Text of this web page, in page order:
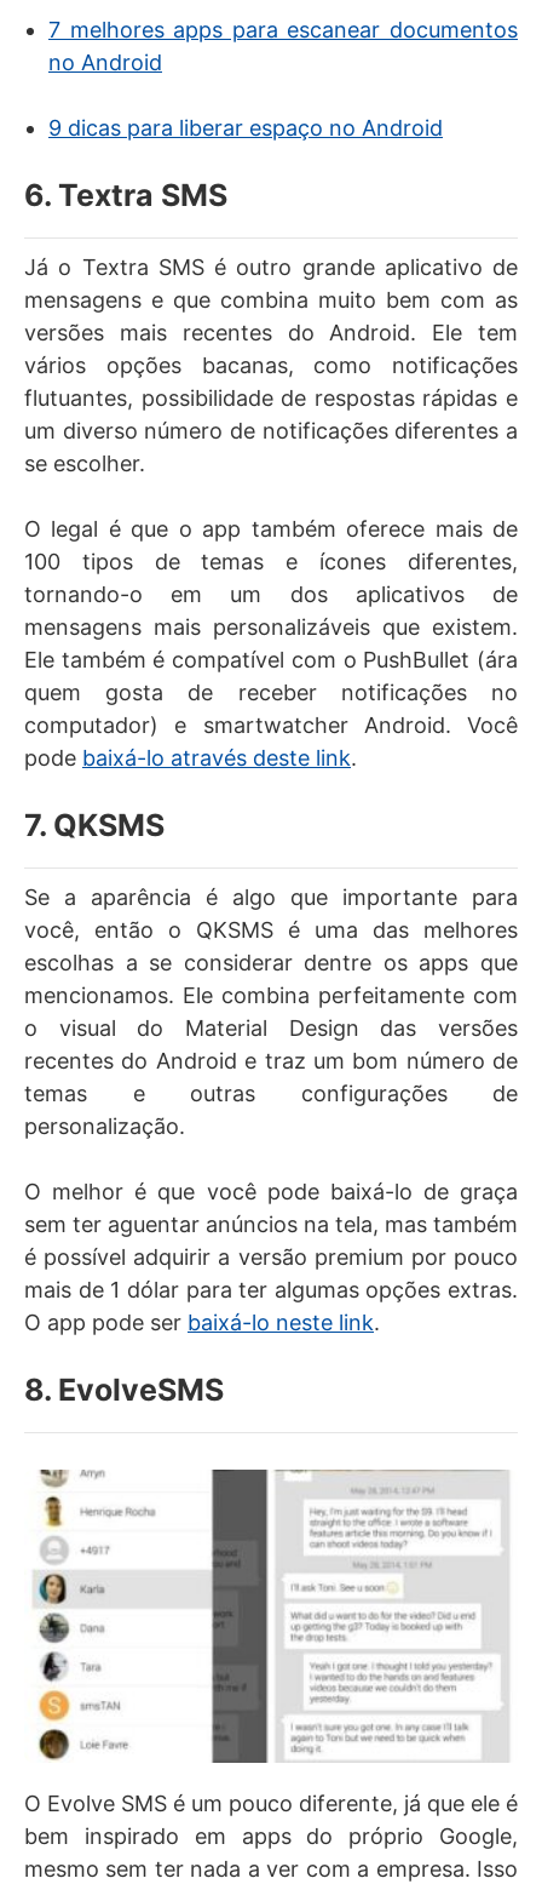
7 melhores apps para escanear documentos
no Android
9 dicas para liberar espaço no Android
6. Textra SMS
Já o Textra SMS é outro grande aplicativo de
mensagens e que combina muito bem com as
versões mais recentes do Android. Ele tem
vários opções bacanas, como notificações
flutuantes, possibilidade de respostas rápidas e
um diverso número de notificações diferentes a
se escolher.
O legal é que o app também oferece mais de
100 tipos de temas e ícones diferentes,
tornando-o em um dos aplicativos de
mensagens mais personalizáveis que existem.
Ele também é compatível com o PushBullet (ára
quem gosta de receber notificações no
computador) e smartwatcher Android. Você
pode baixá-lo através deste link.
7. QKSMS
Se a aparência é algo que importante para
você, então o QKSMS é uma das melhores
escolhas a se considerar dentre os apps que
mencionamos. Ele combina perfeitamente com
o visual do Material Design das versões
recentes do Android e traz um bom número de
temas e outras configurações de
personalização.
O melhor é que você pode baixá-lo de graça
sem ter aguentar anúncios na tela, mas também
é possível adquirir a versão premium por pouco
mais de 1 dólar para ter algumas opções extras.
O app pode ser baixá-lo neste link.
8. EvolveSMS
O Evolve SMS é um pouco diferente, já que ele é
bem inspirado em apps do próprio Google,
mesmo sem ter nada a ver com a empresa. Isso